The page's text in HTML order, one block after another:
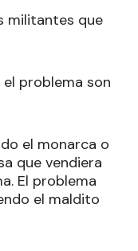
militantes que
problema son
el monarca o
que vendiera
El problema
el maldito